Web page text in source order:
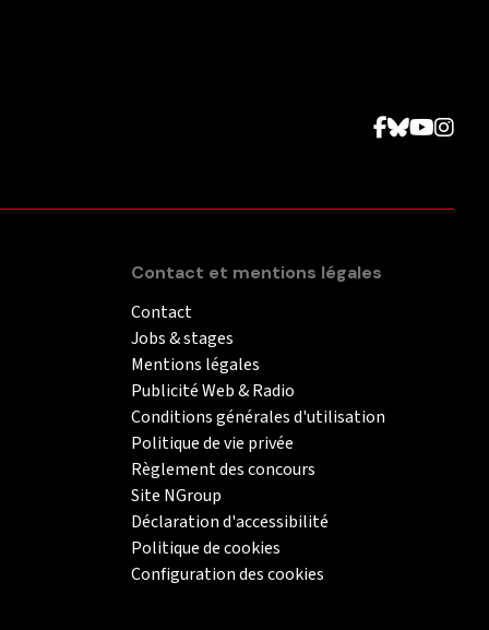
Contact et mentions légales
Contact
Jobs & stages
Mentions légales
Publicité Web & Radio
Conditions générales d'utilisation
Politique de vie privée
Règlement des concours
Site NGroup
Déclaration d'accessibilité
Politique de cookies
Configuration des cookies